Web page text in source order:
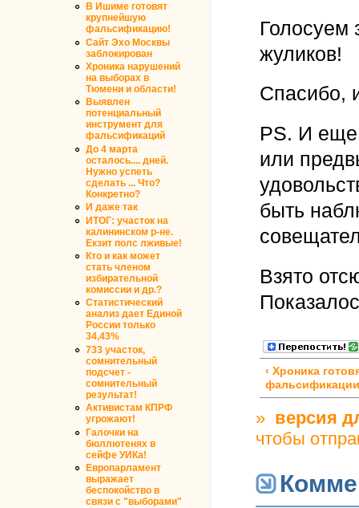
В Ишиме готовят
крупнейшую
фальсификацию!
Сайт Эхо Москвы
заблокирован
Хроника нарушений
на выборах в
Тюмени и области!
Выявлен
потенциальный
инструмент для
фальсификаций
До 4 марта
осталось.... дней.
Нужно успеть
сделать ... Что?
Конкретно?
И даже так
ИТОГ: участок на
калининском р-не.
Екзит полс лживые!
Кто и как может
стать членом
избирательной
комиссии и др.?
Статистический
анализ дает Единой
России только
34,43%
733 участок,
сомнительный
подсчет -
сомнительный
результат!
Активистам КПРФ
угрожают!
Галочки на
бюллютенях в
сейфе УИКа!
Европарламент
выражает
беспокойство в
связи с "выборами"
Голосуем
жуликов!
Спасибо,
PS. И
или
быть
Взято
‹ Хроника
фальсификации
» версия
чтобы